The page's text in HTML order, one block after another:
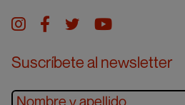
Instagram
facebook
twitteryoutube
Suscríbete al newsletter